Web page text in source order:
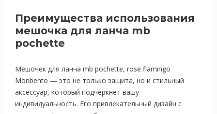
Преимущества использования
мешочка для ланча mb
pochette
Мешочек для ланча mb pochette, rose flamingo
Monbento — это не только защита, но и стильный
аксессуар, который подчеркнет вашу
индивидуальность. Его привлекательный дизайн с